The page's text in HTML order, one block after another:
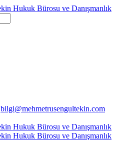
bilgi@mehmetrusengultekin.com